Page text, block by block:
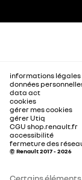
informations légales
données
data act
cookies
gérer mes cookies
gérer Utiq
CGU shop.renault.fr
accessibilité
fermeture des
© Renault 2017 - 2026